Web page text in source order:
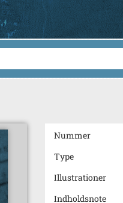
Nummer
Type
Illustrationer
Indholdsnote